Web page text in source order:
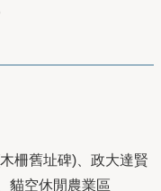
柵舊址碑)、政大達賢
貓空休閒農業區